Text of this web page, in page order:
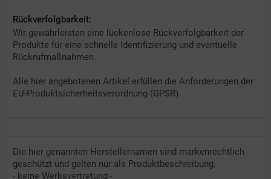
Rückverfolgbarkeit:
Wir gewährleisten eine lückenlose Rückverfolgbarkeit der
Produkte für eine schnelle Identifizierung und eventuelle
Rückrufmaßnahmen.
Alle hier angebotenen Artikel erfüllen die Anforderungen der
EU-Produktsicherheitsverordnung (GPSR).
Die hier genannten Herstellernamen sind markenrechtlich
geschützt und gelten nur als Produktbeschreibung.
- keine Werksvertretung -